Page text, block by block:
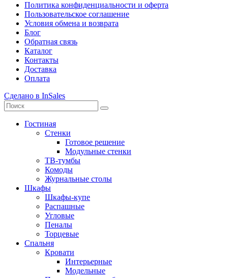
Политика конфиденциальности и оферта
Пользовательское соглашение
Условия обмена и возврата
Блог
Обратная связь
Каталог
Контакты
Доставка
Оплата
Сделано в InSales
Гостиная
Стенки
Готовое решение
Модульные стенки
ТВ-тумбы
Комоды
Журнальные столы
Шкафы
Шкафы-купе
Распашные
Угловые
Пеналы
Торцевые
Спальня
Кровати
Интерьерные
Модельные